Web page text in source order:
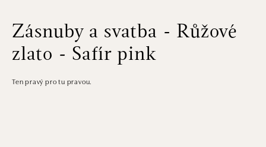
Zásnuby a svatba - Růžové
zlato - Safír pink
Ten pravý pro tu pravou.